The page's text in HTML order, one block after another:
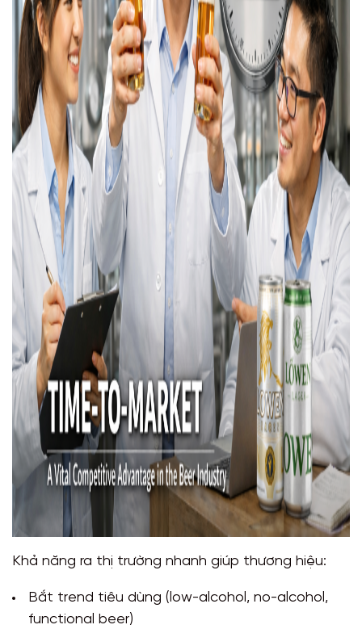
Khả năng ra thị trường nhanh giúp thương hiệu:
Bắt trend tiêu dùng (low-alcohol, no-alcohol,
functional beer)